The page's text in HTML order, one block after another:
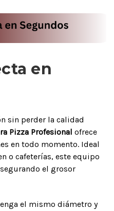
en
sin perder la calidad
Pizza Profesional ofrece
en todo momento. Ideal
o cafeterías, este equipo
el grosor
el mismo diámetro y